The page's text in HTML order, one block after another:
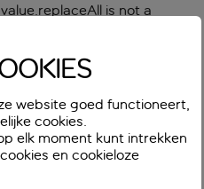
is not a
website goed functioneert,
cookies.
elk moment kunt intrekken
en cookieloze